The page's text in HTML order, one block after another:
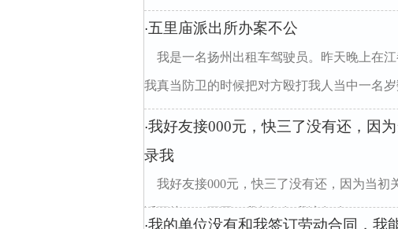
·五里庙派出所办案不公
我是一名扬州出租车驾驶员。昨天晚上在
我真当防卫的时候把对方殴打我人当中一名岁
·我好友接000元，快三了没有还，因
录我
我好友接000元，快三了没有还，因为当
话不接，xx不回，我想问问我该怎么
·我的单位没有和我签订劳动合同，我